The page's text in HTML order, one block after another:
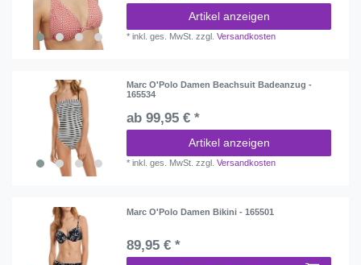
Artikel anzeigen
*inkl. ges. MwSt. zzgl.Versandkosten
Marc O'Polo Damen Beachsuit Badeanzug -
165534
ab 99,95 € *
Artikel anzeigen
*inkl. ges. MwSt. zzgl.Versandkosten
Marc O'Polo Damen Bikini - 165501
89,95 € *